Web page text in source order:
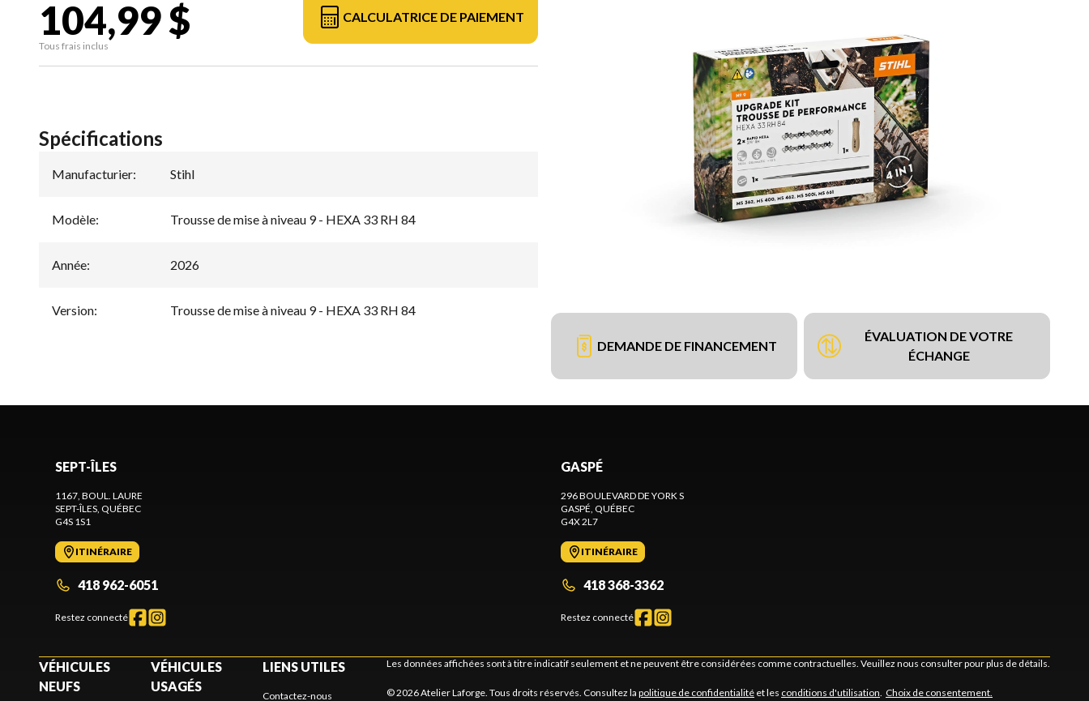
104,99 $
Tous frais inclus
CALCULATRICE DE PAIEMENT
DEMANDE DE FINANCEMENT
ÉVALUATION DE VOTRE
ÉCHANGE
Spécifications
Manufacturier: Stihl
Modèle: Trousse de mise à niveau 9 - HEXA 33 RH 84
Année: 2026
Version: Trousse de mise à niveau 9 - HEXA 33 RH 84
SEPT-ÎLES
1167, BOUL. LAURE
SEPT-ÎLES, QUÉBEC
G4S 1S1
ITINÉRAIRE
418 962-6051
Restez connecté
GASPÉ
296 BOULEVARD DE YORK S
GASPÉ, QUÉBEC
G4X 2L7
ITINÉRAIRE
418 368-3362
Restez connecté
VÉHICULES
NEUFS
VÉHICULES
USAGÉS
LIENS UTILES
Contactez-nous
Les données affichées sont à titre indicatif seulement et ne peuvent être considérées comme contractuelles. Veuillez nous consulter pour plus de détails.
© 2026 Atelier Laforge. Tous droits réservés. Consultez la politique de confidentialité et les conditions d'utilisation. Choix de consentement.